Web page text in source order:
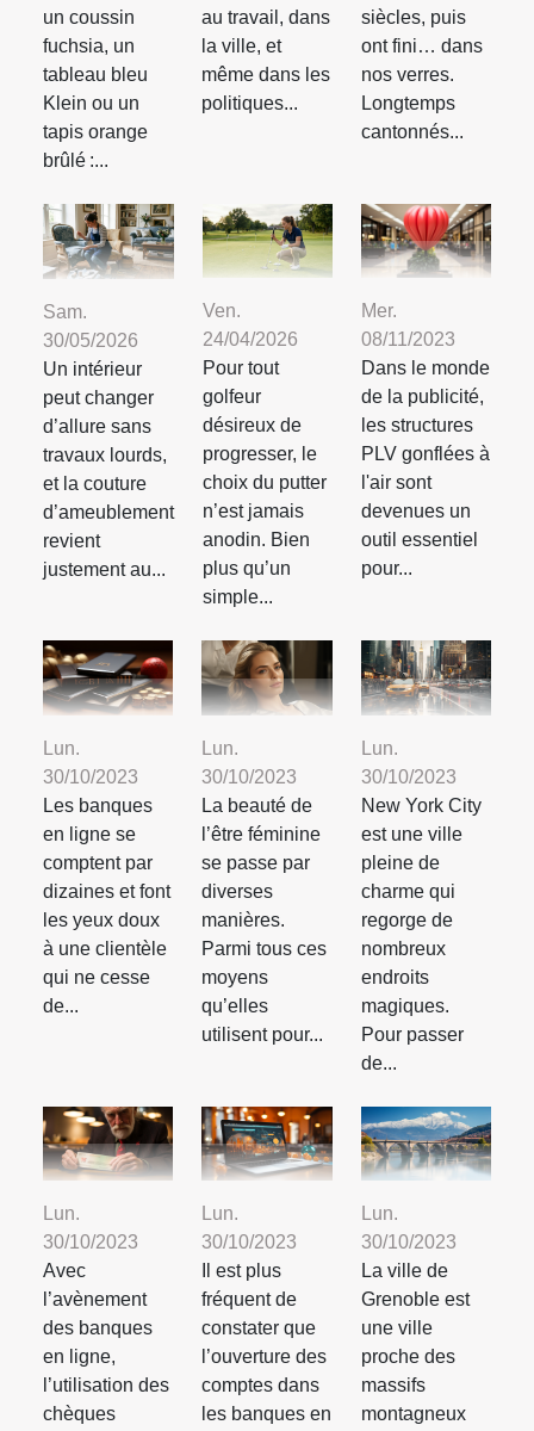
un coussin
fuchsia, un
tableau bleu
Klein ou un
tapis orange
brûlé :...
au travail, dans
la ville, et
même dans les
politiques...
siècles, puis
ont fini… dans
nos verres.
Longtemps
cantonnés...
Sam.
30/05/2026
Un intérieur
peut changer
d’allure sans
travaux lourds,
et la couture
d’ameublement
revient
justement au...
Ven.
24/04/2026
Pour tout
golfeur
désireux de
progresser, le
choix du putter
n’est jamais
anodin. Bien
plus qu’un
simple...
Mer.
08/11/2023
Dans le monde
de la publicité,
les structures
PLV gonflées à
l'air sont
devenues un
outil essentiel
pour...
Lun.
30/10/2023
Les banques
en ligne se
comptent par
dizaines et font
les yeux doux
à une clientèle
qui ne cesse
de...
Lun.
30/10/2023
La beauté de
l’être féminine
se passe par
diverses
manières.
Parmi tous ces
moyens
qu’elles
utilisent pour...
Lun.
30/10/2023
New York City
est une ville
pleine de
charme qui
regorge de
nombreux
endroits
magiques.
Pour passer
de...
Lun.
30/10/2023
Avec
l’avènement
des banques
en ligne,
l’utilisation des
chèques
Lun.
30/10/2023
Il est plus
fréquent de
constater que
l’ouverture des
comptes dans
les banques en
Lun.
30/10/2023
La ville de
Grenoble est
une ville
proche des
massifs
montagneux